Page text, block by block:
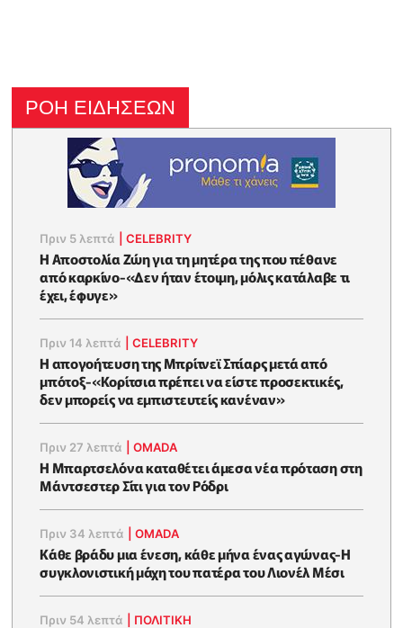
ΡΟΗ ΕΙΔΗΣΕΩΝ
Πριν 5 λεπτά |CELEBRITY
Η Αποστολία Ζώη για τη μητέρα της που πέθανε
από καρκίνο-«Δεν ήταν έτοιμη, μόλις κατάλαβε τι
έχει, έφυγε»
Πριν 14 λεπτά |CELEBRITY
Η απογοήτευση της Μπρίτνεϊ Σπίαρς μετά από
μπότοξ-«Κορίτσια πρέπει να είστε προσεκτικές,
δεν μπορείς να εμπιστευτείς κανέναν»
Πριν 27 λεπτά |OMADA
Η Μπαρτσελόνα καταθέτει άμεσα νέα πρόταση στη
Μάντσεστερ Σίτι για τον Ρόδρι
Πριν 34 λεπτά |OMADA
Κάθε βράδυ μια ένεση, κάθε μήνα ένας αγώνας-Η
συγκλονιστική μάχη του πατέρα του Λιονέλ Μέσι
Πριν 54 λεπτά ΠΟΛΙΤΙΚΗ